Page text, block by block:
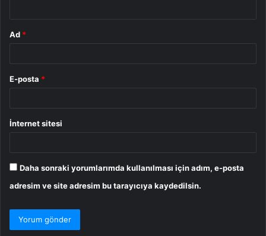
Ad *
E-posta *
İnternet sitesi
Daha sonraki yorumlarımda kullanılması için adım, e-posta
adresim ve site adresim bu tarayıcıya kaydedilsin.